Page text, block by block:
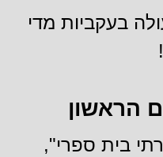
בעקביות מדי
בית ספרי",